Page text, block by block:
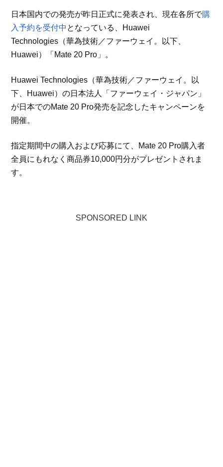
日本国内での発売が昨日正式に発表され、現在各所で購
入予約を受付中 となっている、Huawei
Technologies（華為技術／ファーウェイ。以下、
Huawei）「Mate 20 Pro」。
Huawei Technologies（華為技術／ファーウェイ。以
下、Huawei）の日本法人「ファーウェイ・ジャパン」
が日本でのMate 20 Pro発売を記念したキャンペーンを
開催。
指定期間中の購入および応募にて、Mate 20 Pro購入者
全員にもれなく商品券10,000円分がプレゼントされま
す。
SPONSORED LINK